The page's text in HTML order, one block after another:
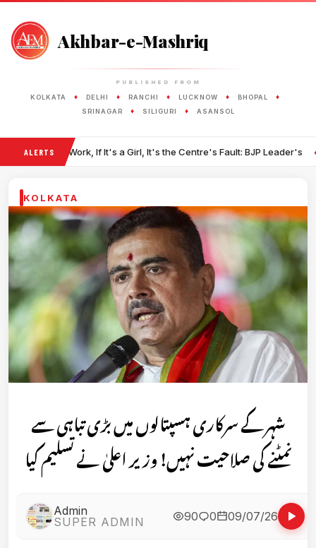
Akhbar-e-Mashriq
PUBLISHED FROM
KOLKATA ♦ DELHI ♦ RANCHI ♦ LUCKNOW ♦ BHOPAL ♦
SRINAGAR ♦ SILIGURI ♦ ASANSOL
ALERTS
If It's a Girl, It's the Centre's Fault: BJP Leader's • Iran Warns
KOLKATA
شہر کے سرکاری ہسپتالوں میں بڑی تباہی سے
نمٹنے کی صلاحیت نہیں! وزیر اعلیٰ نے تسلیم کیا
Admin
SUPER ADMIN
90 0 09/07/26